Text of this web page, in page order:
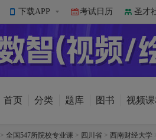
下载APP 考试日历 圣才
首页 分类 题库 图书 视频
> 全国547所院校专业课 > 四川省 > 西南财经大学